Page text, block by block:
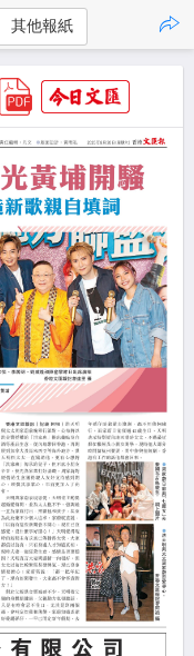
其他報紙